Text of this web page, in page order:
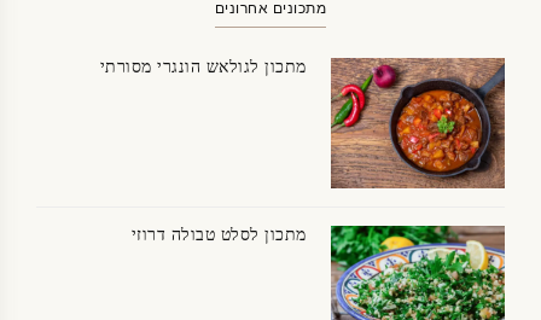
מתכונים אחרונים
מתכון לגולאש הונגרי מסורתי
מתכון לסלט טבולה דרוזי